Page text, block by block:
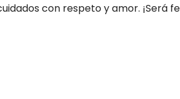
con respeto y amor. ¡Será